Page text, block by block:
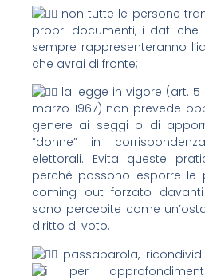
non tutte le persone
propri documenti, i dati che
sempre rappresenteranno
che avrai di fronte;
la legge in vigore (art. 5
marzo 1967) non prevede
genere ai seggi o di
“donne” in
elettorali. Evita queste
perché possono esporre le
coming out forzato
sono percepite come
diritto di voto.
passaparola,
per